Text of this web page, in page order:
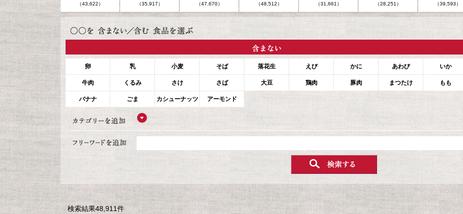
（43,622）
（35,917）
（47,670）
（48,512）
（31,661）
（28,251）
（39,593）
卵 乳 小麦 そば 落花生 えび かに あわび いか
牛肉 くるみ さけ さば 大豆 鶏肉 豚肉 まつたけ もも
バナナ ごま カシューナッツ アーモンド
検索結果48,911件